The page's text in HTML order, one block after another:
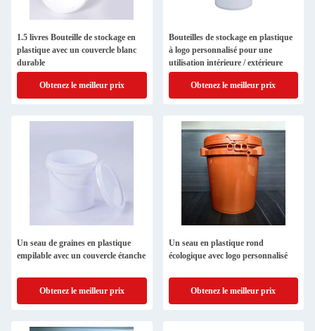
1.5 livres Bouteille de stockage en
plastique avec un couvercle blanc
durable
Obtenez le meilleur prix
Bouteilles de stockage en plastique
à logo personnalisé pour une
utilisation intérieure / extérieure
Obtenez le meilleur prix
Un seau de graines en plastique
empilable avec un couvercle étanche
Obtenez le meilleur prix
Un seau en plastique rond
écologique avec logo personnalisé
Obtenez le meilleur prix